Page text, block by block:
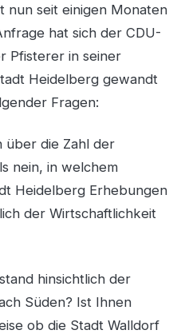
nun seit einigen Monaten
hat sich der CDU-
Pfisterer in seiner
Heidelberg gewandt
Fragen:
über die Zahl der
nein, in welchem
Heidelberg Erhebungen
der Wirtschaftlichkeit
hinsichtlich der
Süden? Ist Ihnen
ob die Stadt Walldorf